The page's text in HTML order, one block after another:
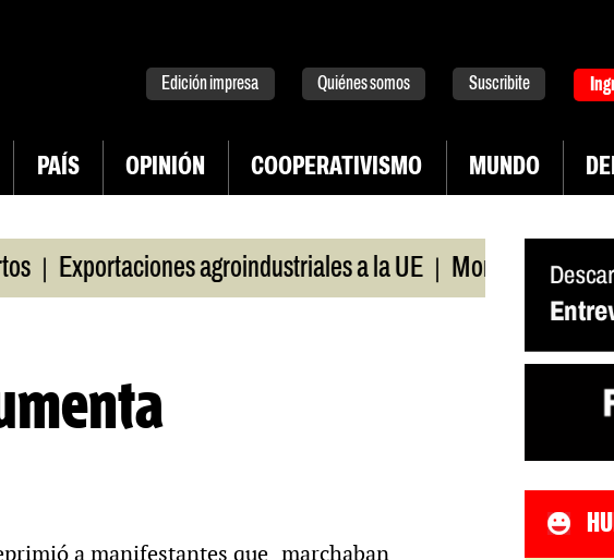
Edición impresa Quiénes somos Suscribite
PAÍS OPINIÓN COOPERATIVISMO MUNDO
Exportaciones agroindustriales a la UE | Morosidad en
a manifestantes que marchaban